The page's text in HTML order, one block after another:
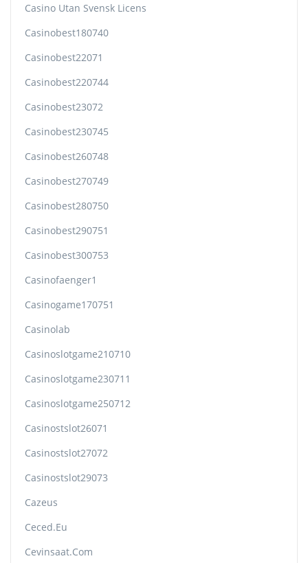
Casino Utan Svensk Licens
Casinobest180740
Casinobest22071
Casinobest220744
Casinobest23072
Casinobest230745
Casinobest260748
Casinobest270749
Casinobest280750
Casinobest290751
Casinobest300753
Casinofaenger1
Casinogame170751
Casinolab
Casinoslotgame210710
Casinoslotgame230711
Casinoslotgame250712
Casinostslot26071
Casinostslot27072
Casinostslot29073
Cazeus
Ceced.eu
Cevinsaat.com